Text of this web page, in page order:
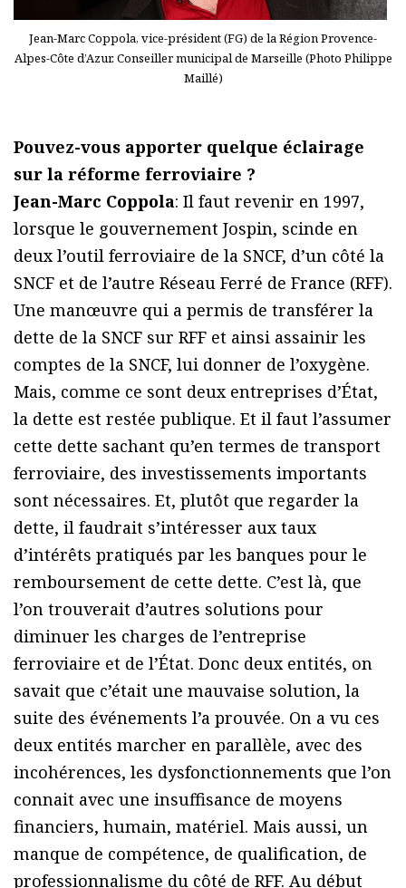
Jean-Marc Coppola, vice-président (FG) de la Région Provence-
Alpes-Côte d’Azur. Conseiller municipal de Marseille (Photo Philippe
Maillé)
Pouvez-vous apporter quelque éclairage
sur la réforme ferroviaire ?
Jean-Marc Coppola: Il faut revenir en 1997,
lorsque le gouvernement Jospin, scinde en
deux l’outil ferroviaire de la SNCF, d’un côté la
SNCF et de l’autre Réseau Ferré de France (RFF).
Une manœuvre qui a permis de transférer la
dette de la SNCF sur RFF et ainsi assainir les
comptes de la SNCF, lui donner de l’oxygène.
Mais, comme ce sont deux entreprises d’État,
la dette est restée publique. Et il faut l’assumer
cette dette sachant qu’en termes de transport
ferroviaire, des investissements importants
sont nécessaires. Et, plutôt que regarder la
dette, il faudrait s’intéresser aux taux
d’intérêts pratiqués par les banques pour le
remboursement de cette dette. C’est là, que
l’on trouverait d’autres solutions pour
diminuer les charges de l’entreprise
ferroviaire et de l’État. Donc deux entités, on
savait que c’était une mauvaise solution, la
suite des événements l’a prouvée. On a vu ces
deux entités marcher en parallèle, avec des
incohérences, les dysfonctionnements que l’on
connait avec une insuffisance de moyens
financiers, humain, matériel. Mais aussi, un
manque de compétence, de qualification, de
professionnalisme du côté de RFF. Au début